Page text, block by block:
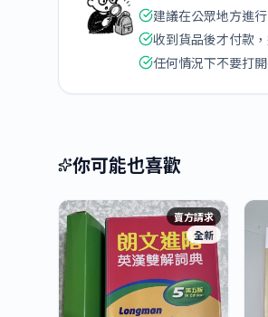
建議在公眾地方進
收到貨品後才付款
任何情況下不要打
你可能也喜歡
賣方請求
全新